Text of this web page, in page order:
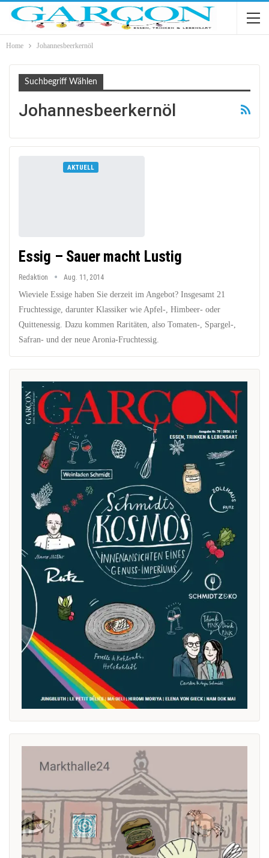
Home Johannesbeerkernöl
Suchbegriff Wählen
Johannesbeerkernöl
AKTUELL
Essig – Sauer macht Lustig
Redaktion Aug. 11, 2014
Wieviele Essige haben Sie derzeit im Angebot? Insgesamt 21
Fruchtessige, darunter Klassiker wie Apfel-, Himbeer- oder
Quittenessig. Dazu kommen Raritäten, also Tomaten-, Spargel-,
Safran- und der neue Aronia-Fruchtessig.